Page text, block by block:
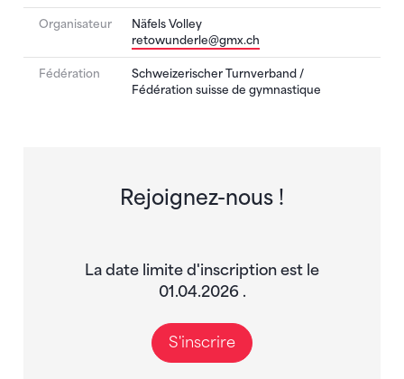
Organisateur
Näfels Volley
retowunderle@gmx.ch
Fédération
Schweizerischer Turnverband /
Fédération suisse de gymnastique
Rejoignez-nous !
La date limite d'inscription est le
01.04.2026 .
S'inscrire